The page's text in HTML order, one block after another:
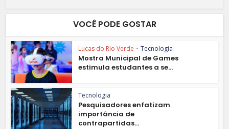
VOCÊ PODE GOSTAR
Lucas do Rio Verde • Tecnologia
Mostra Municipal de Games
estimula estudantes a se...
Tecnologia
Pesquisadores enfatizam
importância de
contrapartidas...